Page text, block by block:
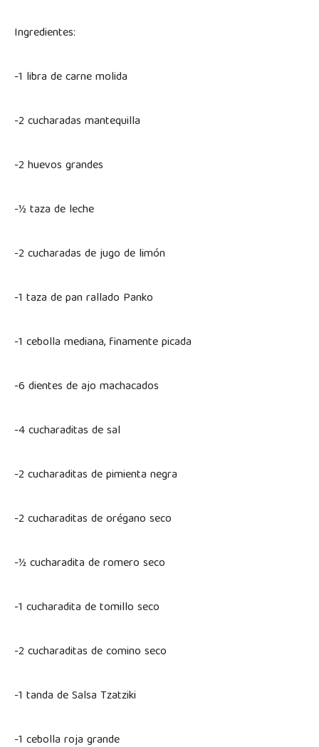
Ingredientes:
-1 libra de carne molida
-2 cucharadas mantequilla
-2 huevos grandes
-½ taza de leche
-2 cucharadas de jugo de limón
-1 taza de pan rallado Panko
-1 cebolla mediana, finamente picada
-6 dientes de ajo machacados
-4 cucharaditas de sal
-2 cucharaditas de pimienta negra
-2 cucharaditas de orégano seco
-½ cucharadita de romero seco
-1 cucharadita de tomillo seco
-2 cucharaditas de comino seco
-1 tanda de Salsa Tzatziki
-1 cebolla roja grande